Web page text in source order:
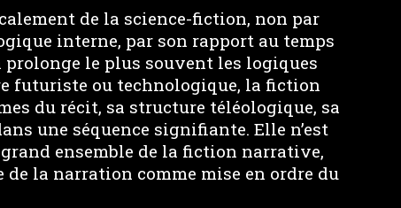
de la science-fiction, non par
interne, par son rapport au temps
le plus souvent les logiques
futuriste ou technologique, la fiction
du récit, sa structure téléologique, sa
une séquence signifiante. Elle n’est
ensemble de la fiction narrative,
la narration comme mise en ordre du